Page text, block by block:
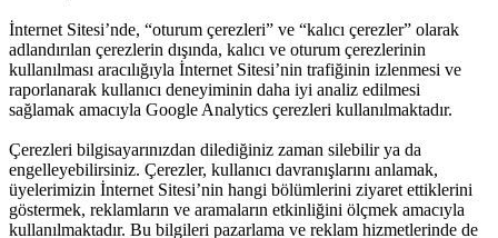
İnternet Sitesi’nde, “oturum çerezleri” ve “kalıcı çerezler” olarak
adlandırılan çerezlerin dışında, kalıcı ve oturum çerezlerinin
kullanılması aracılığıyla İnternet Sitesi’nin trafiğinin izlenmesi ve
raporlanarak kullanıcı deneyiminin daha iyi analiz edilmesi
sağlamak amacıyla Google Analytics çerezleri kullanılmaktadır.
Çerezleri bilgisayarınızdan dilediğiniz zaman silebilir ya da
engelleyebilirsiniz. Çerezler, kullanıcı davranışlarını anlamak,
üyelerimizin İnternet Sitesi’nin hangi bölümlerini ziyaret ettiklerini
göstermek, reklamların ve aramaların etkinliğini ölçmek amacıyla
kullanılmaktadır. Bu bilgileri pazarlama ve reklam hizmetlerinde de